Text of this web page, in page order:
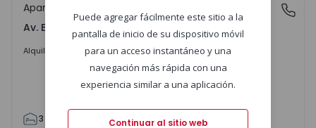
Av. Boavista, Porto
Apartamento
Av. Boavista, Porto
Alquilar 2.300 €/mes
3 142 2 4
Puede agregar fácilmente este sitio a la
pantalla de inicio de su dispositivo móvil
para un acceso instantáneo y una
navegación más rápida con una
experiencia similar a una aplicación.
Continuar al sitio web